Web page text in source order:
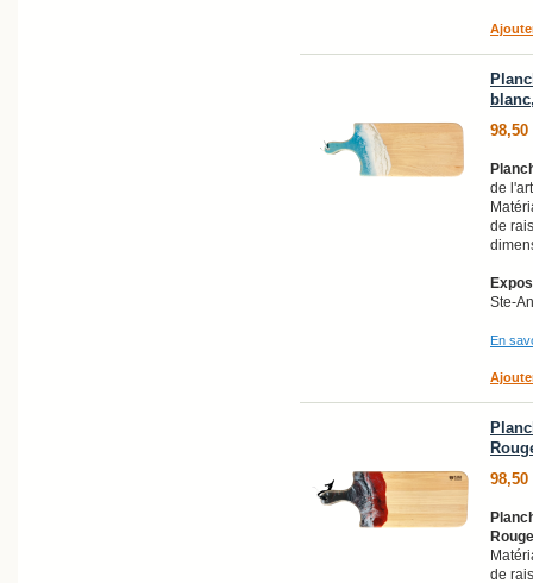
98,50
de
de
Ste-
En
98,50
Rouge
de